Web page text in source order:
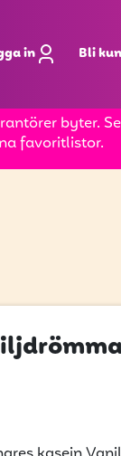
in Bli
byter.
favoritlistor.